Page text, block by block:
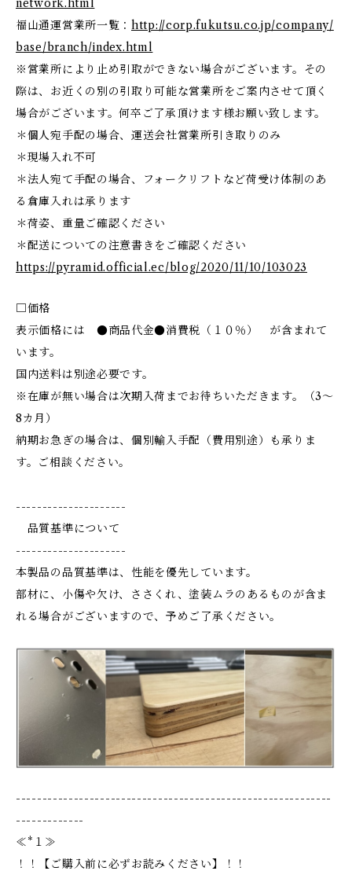
network.html
福山通運営業所一覧： http://corp.fukutsu.co.jp/company/
base/branch/index.html
※営業所により止め引取ができない場合がございます。その
際は、お近くの別の引取り可能な営業所をご案内させて頂く
場合がございます。何卒ご了承頂けます様お願い致します。
＊個人宛手配の場合、運送会社営業所引き取りのみ
＊現場入れ不可
＊法人宛て手配の場合、フォークリフトなど荷受け体制のあ
る倉庫入れは承ります
＊荷姿、重量ご確認ください
＊配送についての注意書きをご確認ください
https://pyramid.official.ec/blog/2020/11/10/103023
□価格
表示価格には ●商品代金●消費税（１０％） が含まれて
います。
国内送料は別途必要です。
※在庫が無い場合は次期入荷までお待ちいただきます。（3～
8カ月）
納期お急ぎの場合は、個別輸入手配（費用別途）も承りま
す。ご相談ください。
---------------------
品質基準について
---------------------
本製品の品質基準は、性能を優先しています。
部材に、小傷や欠け、ささくれ、塗装ムラのあるものが含ま
れる場合がございますので、予めご了承ください。
------------------------------------------------------------
-------------
≪*１≫
！！【ご購入前に必ずお読みください】！！